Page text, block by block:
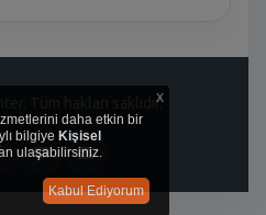
Tüm hakları saklıdır.
x
daha etkin bir
bilgiye Kişisel
ulaşabilirsiniz.
Kabul Ediyorum